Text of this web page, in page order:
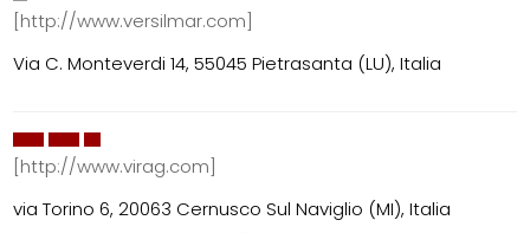
[http://www.versilmar.com]
Via C. Monteverdi 14, 55045 Pietrasanta (LU), Italia
[http://www.virag.com]
via Torino 6, 20063 Cernusco Sul Naviglio (MI), Italia